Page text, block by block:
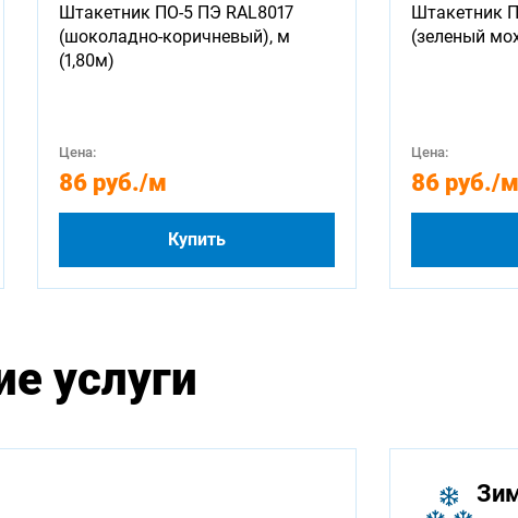
Штакетник ПО-5 ПЭ RAL8017
(шоколадно-коричневый), м
(1,80м)
Цена:
86 руб./м
Купить
Штакетник
(зеленый
Цена:
86 руб./м
услуги